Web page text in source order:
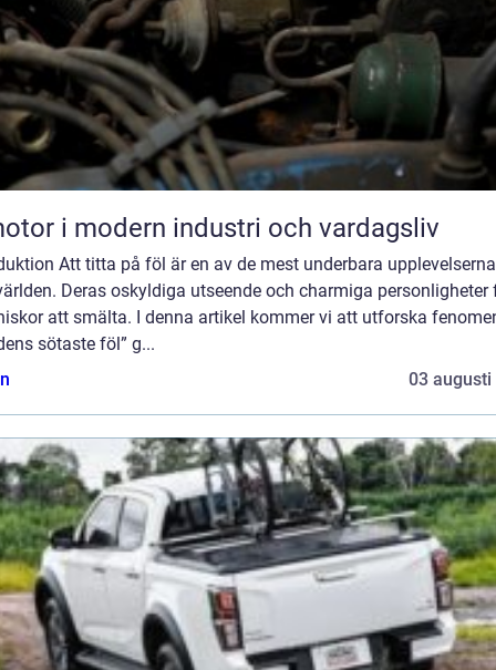
i modern industri och vardagsliv
Att titta på föl är en av de mest underbara
Deras oskyldiga utseende och charmiga personligheter
att smälta. I denna artikel kommer vi att utforska
sötaste föl” g...
03 augusti